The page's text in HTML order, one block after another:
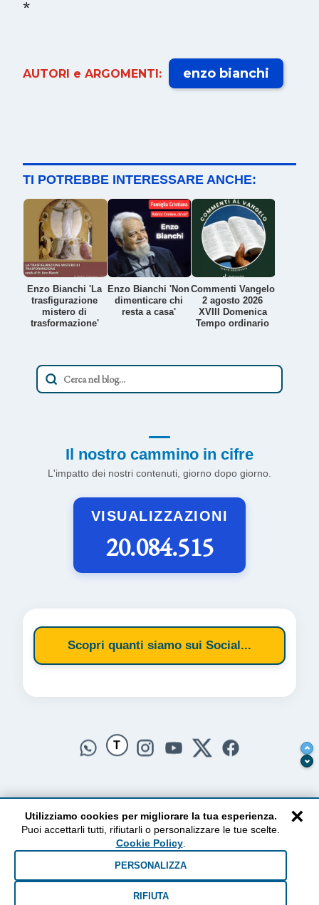
*
AUTORI e ARGOMENTI: enzo bianchi
TI POTREBBE INTERESSARE ANCHE:
Enzo Bianchi 'La
trasfigurazione
mistero di
trasformazione'
Enzo Bianchi 'Non
dimenticare chi
resta a casa'
Commenti Vangelo
2 agosto 2026
XVIII Domenica
Tempo ordinario
Il nostro cammino in cifre
L'impatto dei nostri contenuti, giorno dopo giorno.
VISUALIZZAZIONI
20.084.515
Scopri quanti siamo sui Social...
T
AlzogliOcchiversoilCielo
Dal 2010 ad oggi • Testi e pensieri tra terra e cielo
×
Utilizziamo cookies per migliorare la tua esperienza.
Puoi accettarli tutti, rifiutarli o personalizzare le tue scelte.
Cookie Policy.
PERSONALIZZA
RIFIUTA